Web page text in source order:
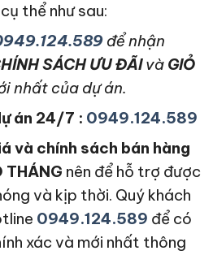
thể như sau:
để nhận
SÁCH ƯU ĐÃIvàGIỎ
nhất của dự án.
án 24/7 : 0949.124.589
và chính sách bán hàng
THÁNG nên để hỗ trợ được
và kịp thời. Quý khách
0949.124.589 để có
xác và mới nhất thông